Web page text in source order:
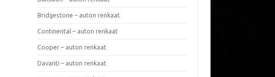
Bridgestone – auton renkaat
Continental – auton renkaat
Cooper – auton renkaat
Davanti – auton renkaat